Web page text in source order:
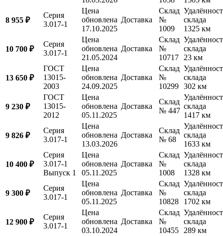
8 955 ₽
Серия
3.017-1
Цена
обновлена
17.10.2025
Доставка
Склад
№
1009
склада
1325 км
10 700 ₽
Серия
3.017-1
Цена
обновлена
21.05.2024
Доставка
Склад
№
10717
склада
23 км
13 650 ₽
ГОСТ
13015-
2003
Цена
обновлена
24.09.2025
Доставка
Склад
№
10299
склада
302 км
9 230 ₽
ГОСТ
13015-
2012
Цена
обновлена
05.11.2025
Доставка
Склад
№ 447
склада
1417 км
9 826 ₽
Серия
3.017-1
Цена
обновлена
13.03.2026
Доставка
Склад
№ 68
склада
1633 км
10 400 ₽
Серия
3.017-1
Выпуск 1
Цена
обновлена
05.11.2025
Доставка
Склад
№
1008
склада
1328 км
9 300 ₽
Серия
3.017-1
Цена
обновлена
05.11.2025
Доставка
Склад
№
10828
склада
1702 км
12 900 ₽
Серия
3.017-1
Цена
обновлена
03.10.2024
Доставка
Склад
№
10455
склада
289 км